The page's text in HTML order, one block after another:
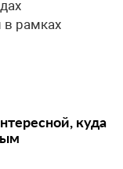
в рамках
куда